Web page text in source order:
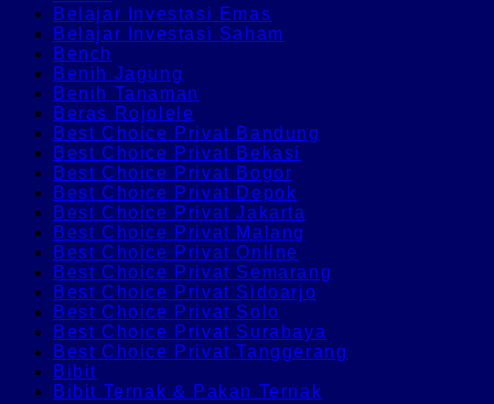
Belajar Investasi Emas
Belajar Investasi Saham
Bench
Benih Jagung
Benih Tanaman
Beras Rojolele
Best Choice Privat Bandung
Best Choice Privat Bekasi
Best Choice Privat Bogor
Best Choice Privat Depok
Best Choice Privat Jakarta
Best Choice Privat Malang
Best Choice Privat Online
Best Choice Privat Semarang
Best Choice Privat Sidoarjo
Best Choice Privat Solo
Best Choice Privat Surabaya
Best Choice Privat Tanggerang
Bibit
Bibit Ternak & Pakan Ternak